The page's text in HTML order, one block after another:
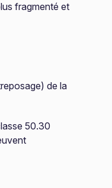
fragmenté et
de la
50.30